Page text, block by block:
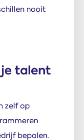
nooit
je talent
zelf op
bepalen.